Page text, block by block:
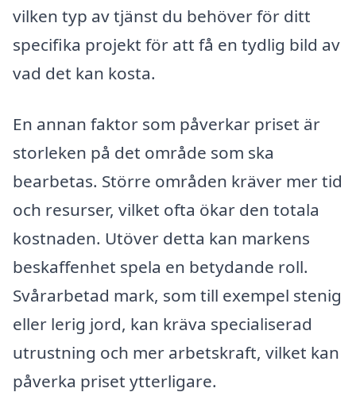
vilken typ av tjänst du behöver för ditt
specifika projekt för att få en tydlig bild av
vad det kan kosta.
En annan faktor som påverkar priset är
storleken på det område som ska
bearbetas. Större områden kräver mer tid
och resurser, vilket ofta ökar den totala
kostnaden. Utöver detta kan markens
beskaffenhet spela en betydande roll.
Svårarbetad mark, som till exempel stenig
eller lerig jord, kan kräva specialiserad
utrustning och mer arbetskraft, vilket kan
påverka priset ytterligare.